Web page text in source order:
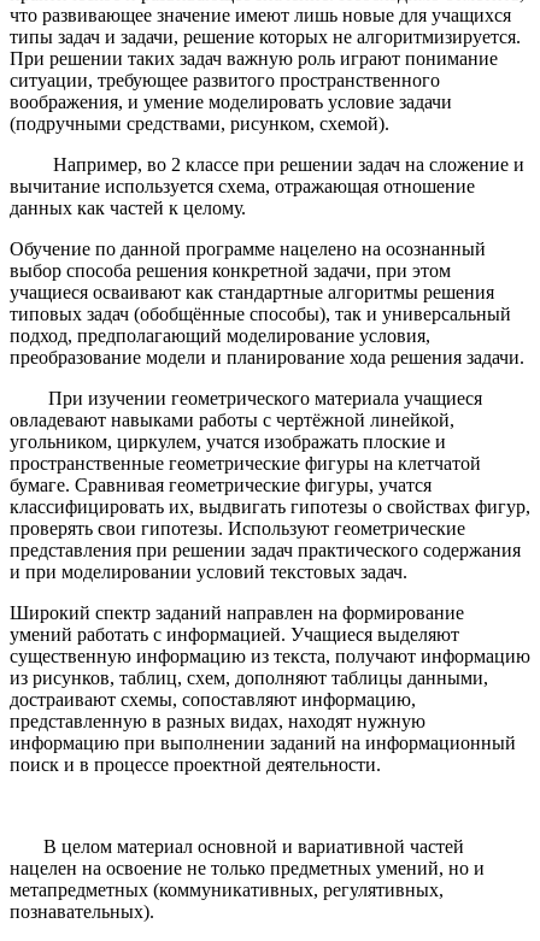
что развивающее значение имеют лишь новые для учащихся
типы задач и задачи, решение которых не алгоритмизируется.
При решении таких задач важную роль играют понимание
ситуации, требующее развитого пространственного
воображения, и умение моделировать условие задачи
(подручными средствами, рисунком, схемой).
Например, во 2 классе при решении задач на сложение и
вычитание используется схема, отражающая отношение
данных как частей к целому.
Обучение по данной программе нацелено на осознанный
выбор способа решения конкретной задачи, при этом
учащиеся осваивают как стандартные алгоритмы решения
типовых задач (обобщённые способы), так и универсальный
подход, предполагающий моделирование условия,
преобразование модели и планирование хода решения задачи.
При изучении геометрического материала учащиеся
овладевают навыками работы с чертёжной линейкой,
угольником, циркулем, учатся изображать плоские и
пространственные геометрические фигуры на клетчатой
бумаге. Сравнивая геометрические фигуры, учатся
классифицировать их, выдвигать гипотезы о свойствах фигур,
проверять свои гипотезы. Используют геометрические
представления при решении задач практического содержания
и при моделировании условий текстовых задач.
Широкий спектр заданий направлен на формирование
умений работать с информацией. Учащиеся выделяют
существенную информацию из текста, получают информацию
из рисунков, таблиц, схем, дополняют таблицы данными,
достраивают схемы, сопоставляют информацию,
представленную в разных видах, находят нужную
информацию при выполнении заданий на информационный
поиск и в процессе проектной деятельности.
В целом материал основной и вариативной частей
нацелен на освоение не только предметных умений, но и
метапредметных (коммуникативных, регулятивных,
познавательных).